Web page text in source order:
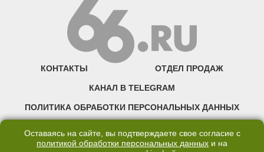
КОНТАКТЫ ОТДЕЛ ПРОДАЖ
КАНАЛ В TELEGRAM
ПОЛИТИКА ОБРАБОТКИ ПЕРСОНАЛЬНЫХ ДАННЫХ
Оставаясь на сайте, вы подтверждаете свое согласие с
политикой обработки персональных данных и на